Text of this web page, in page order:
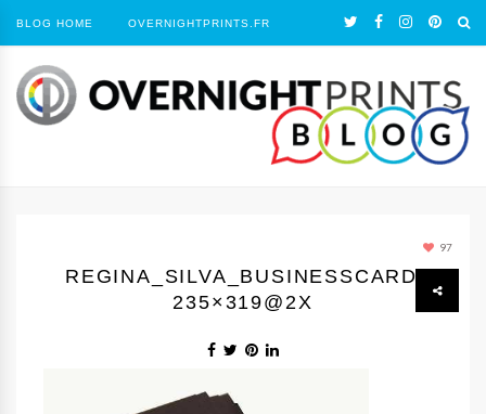
BLOG HOME OVERNIGHTPRINTS.FR
97
REGINA_SILVA_BUSINESSCARD-
235×319@2X